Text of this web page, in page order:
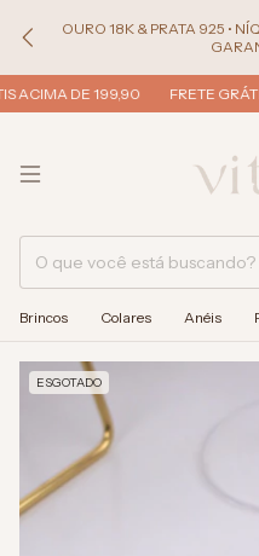
OURO 18K & PRATA 925 •
ACIMA DE 199,90 FRETE
Brincos Colares Anéis
ESGOTADO